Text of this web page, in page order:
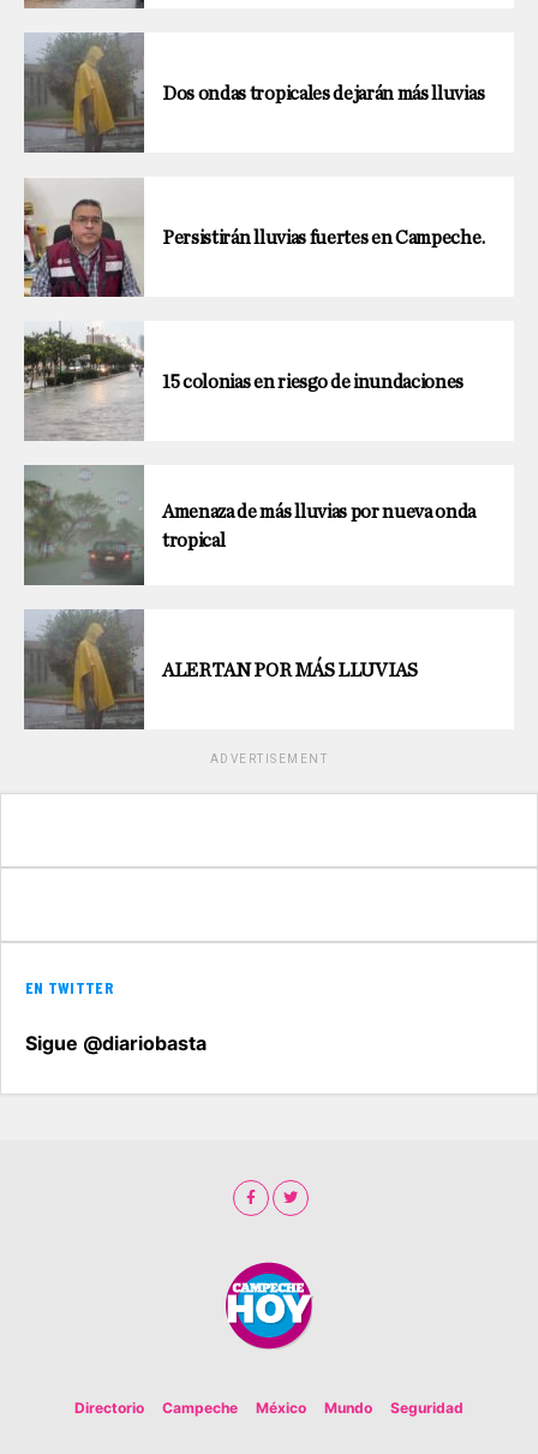
Dos ondas tropicales dejarán más lluvias
Persistirán lluvias fuertes en Campeche.
15 colonias en riesgo de inundaciones
Amenaza de más lluvias por nueva onda
tropical
ALERTAN POR MÁS LLUVIAS
ADVERTISEMENT
EN TWITTER
Sigue @diariobasta
Directorio Campeche México Mundo Seguridad